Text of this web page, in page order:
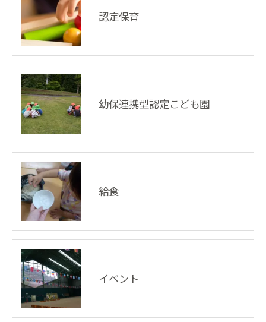
認定保育
幼保連携型認定こども園
給食
イベント